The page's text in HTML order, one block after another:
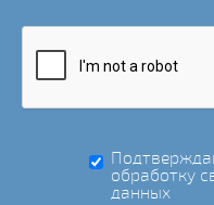
обработку
данных